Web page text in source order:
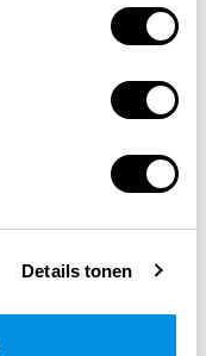
Details tonen